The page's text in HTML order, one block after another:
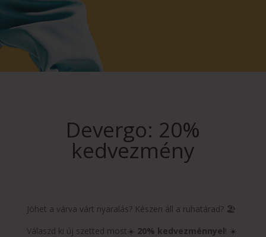
Devergo: 20%
kedvezmény
Jöhet a várva várt nyaralás? Készen áll a ruhatárad? 🏖️
Válaszd ki új szetted most☀️ 20% kedvezménnyel! ☀️